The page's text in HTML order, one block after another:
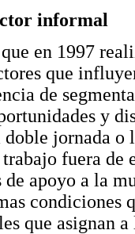
informal
en 1997
que
de
y
doble jornada
fuera de
apoyo a la
condiciones
que asignan